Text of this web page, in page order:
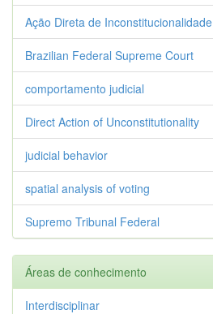
Ação Direta de Inconstitucionalidade
Brazilian Federal Supreme Court
comportamento judicial
Direct Action of Unconstitutionality
judicial behavior
spatial analysis of voting
Supremo Tribunal Federal
Áreas de conhecimento
Interdisciplinar